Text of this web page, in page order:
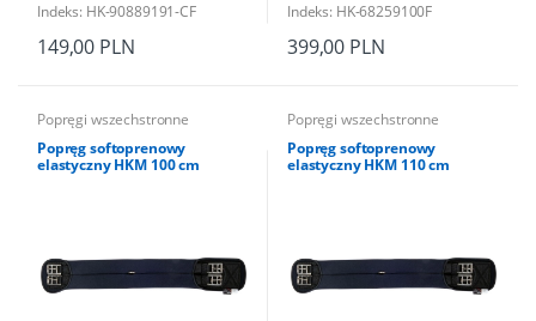
Indeks: HK-90889191-CF
149,00 PLN
Indeks: HK-68259100F
399,00 PLN
Popręgi wszechstronne
Popręg softoprenowy
elastyczny HKM 100 cm
Popręgi wszechstronne
Popręg softoprenowy
elastyczny HKM 110 cm